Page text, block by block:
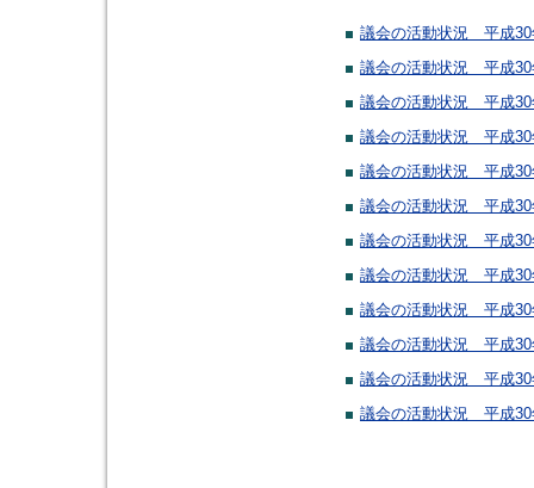
議会の活動状況 平成30
議会の活動状況 平成30
議会の活動状況 平成30
議会の活動状況 平成30
議会の活動状況 平成30
議会の活動状況 平成30
議会の活動状況 平成30
議会の活動状況 平成30
議会の活動状況 平成30
議会の活動状況 平成30
議会の活動状況 平成30
議会の活動状況 平成30